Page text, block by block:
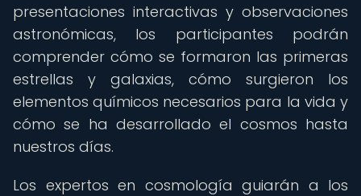
presentaciones interactivas y observaciones
astronómicas, los participantes podrán
comprender cómo se formaron las primeras
estrellas y galaxias, cómo surgieron los
elementos químicos necesarios para la vida y
cómo se ha desarrollado el cosmos hasta
nuestros días.
Los expertos en cosmología guiarán a los